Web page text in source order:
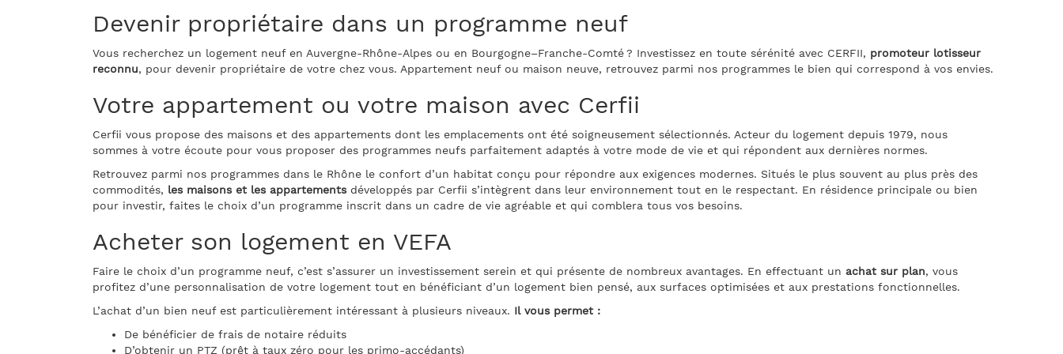
Devenir propriétaire dans un programme neuf
Vous recherchez un logement neuf en Auvergne-Rhône-Alpes ou en Bourgogne–Franche-Comté ? Investissez en toute sérénité avec CERFII, promoteur lotisseur
reconnu, pour devenir propriétaire de votre chez vous. Appartement neuf ou maison neuve, retrouvez parmi nos programmes le bien qui correspond à vos envies.
Votre appartement ou votre maison avec Cerfii
Cerfii vous propose des maisons et des appartements dont les emplacements ont été soigneusement sélectionnés. Acteur du logement depuis 1979, nous
sommes à votre écoute pour vous proposer des programmes neufs parfaitement adaptés à votre mode de vie et qui répondent aux dernières normes.
Retrouvez parmi nos programmes dans le Rhône le confort d’un habitat conçu pour répondre aux exigences modernes. Situés le plus souvent au plus près des
commodités, les maisons et les appartements développés par Cerfii s’intègrent dans leur environnement tout en le respectant. En résidence principale ou bien
pour investir, faites le choix d’un programme inscrit dans un cadre de vie agréable et qui comblera tous vos besoins.
Acheter son logement en VEFA
Faire le choix d’un programme neuf, c’est s’assurer un investissement serein et qui présente de nombreux avantages. En effectuant un achat sur plan, vous
profitez d’une personnalisation de votre logement tout en bénéficiant d’un logement bien pensé, aux surfaces optimisées et aux prestations fonctionnelles.
L’achat d’un bien neuf est particulièrement intéressant à plusieurs niveaux. Il vous permet :
De bénéficier de frais de notaire réduits
D’obtenir un PTZ (prêt à taux zéro pour les primo-accédants)